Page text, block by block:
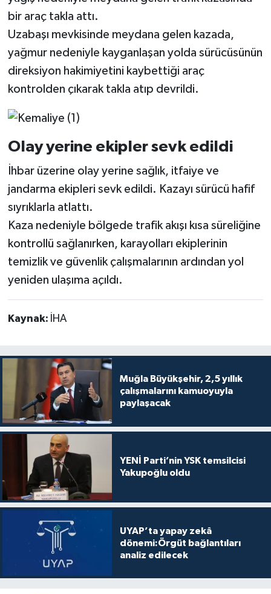
bir araç takla attı.
Uzabaşı mevkisinde meydana gelen kazada,
yağmur nedeniyle kayganlaşan yolda sürücüsünün
direksiyon hakimiyetini kaybettiği araç
kontrolden çıkarak takla atıp devrildi.
Olay yerine ekipler sevk edildi
İhbar üzerine olay yerine sağlık, itfaiye ve
jandarma ekipleri sevk edildi. Kazayı sürücü hafif
sıyrıklarla atlattı.
Kaza nedeniyle bölgede trafik akışı kısa süreliğine
kontrollü sağlanırken, karayolları ekiplerinin
temizlik ve güvenlik çalışmalarının ardından yol
yeniden ulaşıma açıldı.
Kaynak: İHA
Muğla Büyükşehir, 2,5 yıllık
çalışmalarını kamuoyuyla
paylaşacak
YENİ Parti’nin YSK temsilcisi
Yakupoğlu oldu
UYAP’ta yapay zekâ
dönemi:Örgüt bağlantıları
analiz edilecek